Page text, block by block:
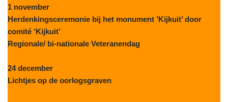
1 november
Herdenkingsceremonie bij het monument ’Kijkuit’ door
comité ‘Kijkuit’
Regionale/ bi-nationale Veteranendag
24 december
Lichtjes op de oorlogsgraven